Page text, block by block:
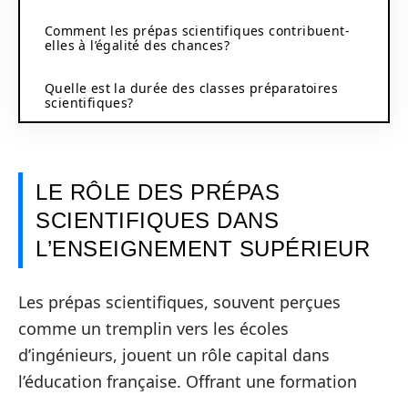
Comment les prépas scientifiques contribuent-
elles à l’égalité des chances?
Quelle est la durée des classes préparatoires
scientifiques?
LE RÔLE DES PRÉPAS
SCIENTIFIQUES DANS
L’ENSEIGNEMENT SUPÉRIEUR
Les prépas scientifiques, souvent perçues
comme un tremplin vers les écoles
d’ingénieurs, jouent un rôle capital dans
l’éducation française. Offrant une formation